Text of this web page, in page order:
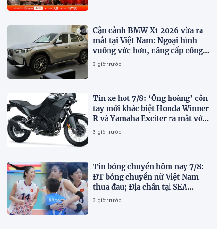
Cận cảnh BMW X1 2026 vừa ra
mắt tại Việt Nam: Ngoại hình
vuông vức hơn, nâng cấp công
nghệ
3 giờ trước
Tin xe hot 7/8: ‘Ông hoàng’ côn
tay mới khác biệt Honda Winner
R và Yamaha Exciter ra mắt với
giá hấp dẫn
3 giờ trước
Tin bóng chuyền hôm nay 7/8:
ĐT bóng chuyền nữ Việt Nam
thua đau; Địa chấn tại SEA
V.Cup 2026
3 giờ trước